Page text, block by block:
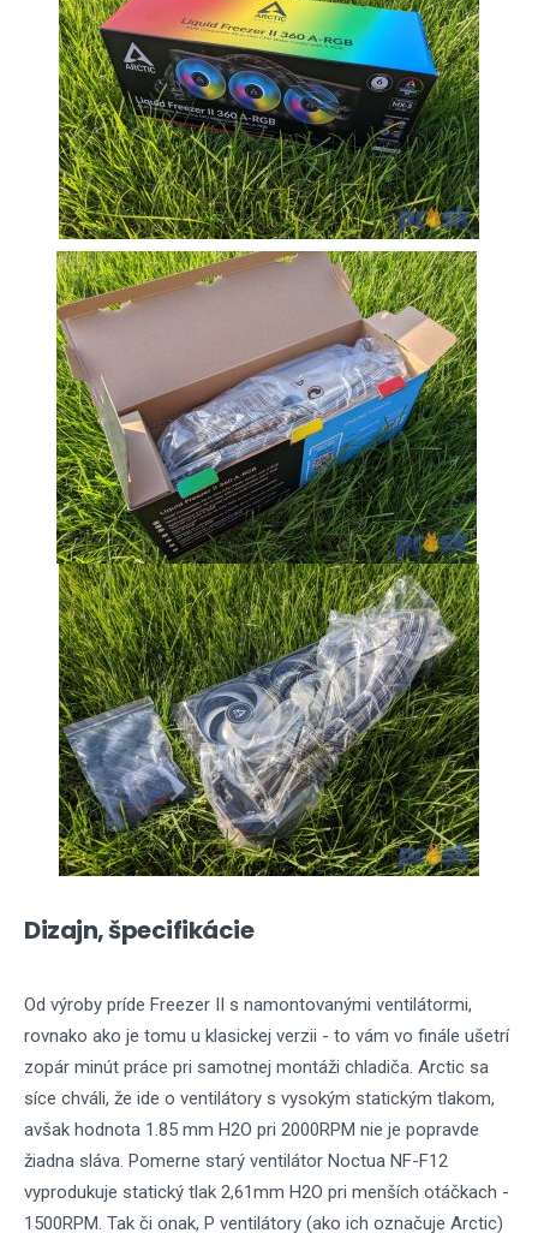
Dizajn, špecifikácie
Od výroby príde Freezer II s namontovanými ventilátormi,
rovnako ako je tomu u klasickej verzii - to vám vo finále ušetrí
zopár minút práce pri samotnej montáži chladiča. Arctic sa
síce chváli, že ide o ventilátory s vysokým statickým tlakom,
avšak hodnota 1.85 mm H2O pri 2000RPM nie je popravde
žiadna sláva. Pomerne starý ventilátor Noctua NF-F12
vyprodukuje statický tlak 2,61mm H2O pri menších otáčkach -
1500RPM. Tak či onak, P ventilátory (ako ich označuje Arctic)